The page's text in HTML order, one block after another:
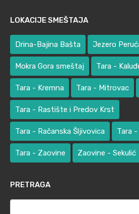
LOKACIJE SMEŠTAJA
Drina-Bajina Bašta Jezero
Mokra Gora smeštaj Tara -
Tara - Kremna Tara - Mitrovac
Tara - Rastište i Predov Krst
Tara - Račanska Šljivovica Tara
Tara - Zaovine Zaovine - Sekulić
PRETRAGA